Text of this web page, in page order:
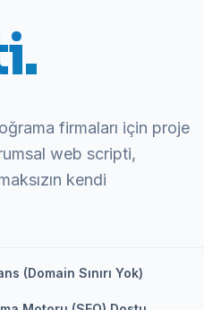
firmaları için proje
web scripti,
kendi
(Domain Sınırı Yok)